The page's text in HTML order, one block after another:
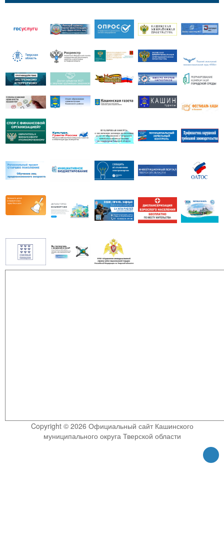
Copyright © 2026 Официальный сайт Кашинского
муниципального округа Тверской области